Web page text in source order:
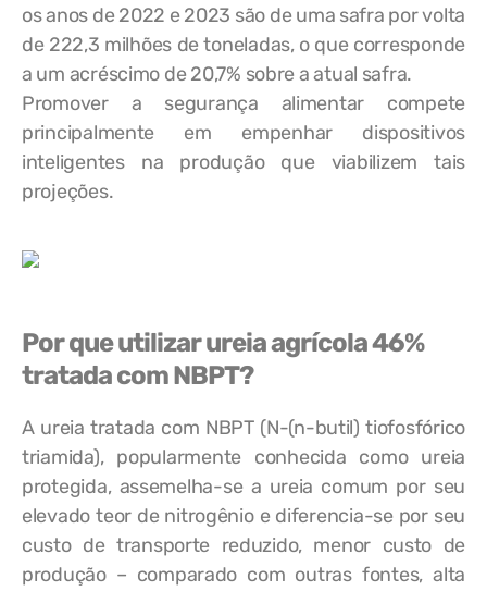
os anos de 2022 e 2023 são de uma safra por volta
de 222,3 milhões de toneladas, o que corresponde
a um acréscimo de 20,7% sobre a atual safra.
Promover a segurança alimentar compete
principalmente em empenhar dispositivos
inteligentes na produção que viabilizem tais
projeções.
Por que utilizar ureia agrícola 46%
tratada com NBPT?
A ureia tratada com NBPT (N-(n-butil) tiofosfórico
triamida), popularmente conhecida como ureia
protegida, assemelha-se a ureia comum por seu
elevado teor de nitrogênio e diferencia-se por seu
custo de transporte reduzido, menor custo de
produção – comparado com outras fontes, alta